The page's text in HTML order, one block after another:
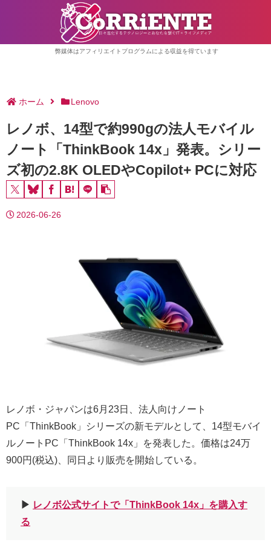
弊媒体はアフィリエイトプログラムによる収益を得ています
ホーム Lenovo
レノボ、14型で約990gの法人モバイル
ノート「ThinkBook 14x」発表。シリー
ズ初の2.8K OLEDやCopilot+ PCに対応
2026-06-26
レノボ・ジャパンは6月23日、法人向けノート
PC「ThinkBook」シリーズの新モデルとして、14型モバイ
ルノートPC「ThinkBook 14x」を発表した。価格は24万
900円(税込)、同日より販売を開始している。
▶︎ レノボ公式サイトで「ThinkBook 14x」を購入す
る